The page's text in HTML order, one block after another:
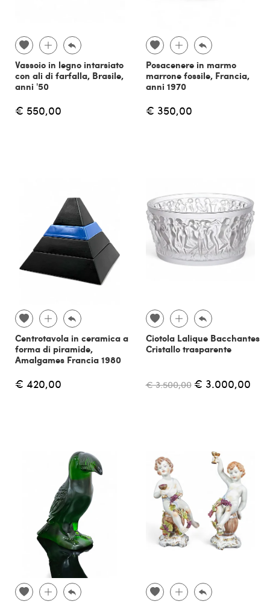
Vassoio in legno intarsiato
con ali di farfalla, Brasile,
anni '50
€ 550,00
Posacenere in marmo
marrone fossile, Francia,
anni 1970
€ 350,00
Centrotavola in ceramica a
forma di piramide,
Amalgames Francia 1980
€ 420,00
Ciotola Lalique Bacchantes
Cristallo trasparente
€ 3.500,00 € 3.000,00